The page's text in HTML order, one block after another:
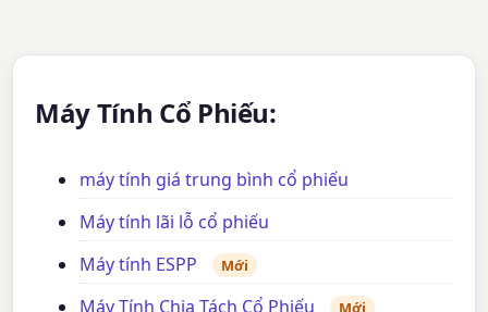
Máy Tính Cổ Phiếu:
máy tính giá trung bình cổ phiếu
Máy tính lãi lỗ cổ phiếu
Máy tính ESPP
Mới
Máy Tính Chia Tách Cổ Phiếu Mới